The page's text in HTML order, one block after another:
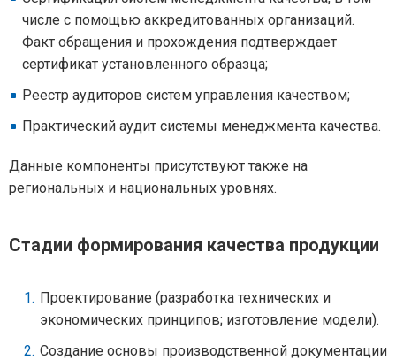
числе с помощью аккредитованных организаций.
Факт обращения и прохождения подтверждает
сертификат установленного образца;
Реестр аудиторов систем управления качеством;
Практический аудит системы менеджмента качества.
Данные компоненты присутствуют также на
региональных и национальных уровнях.
Стадии формирования качества продукции
Проектирование (разработка технических и
экономических принципов; изготовление модели).
Создание основы производственной документации